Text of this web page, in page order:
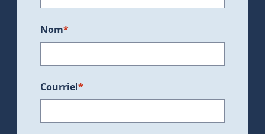
Nom*
Courriel*